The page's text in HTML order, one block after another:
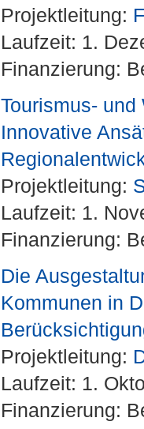
Projektleitung:
Laufzeit: 1.
Finanzierung:
Tourismus-
Innovative
Projektleitung:
Laufzeit: 1.
Finanzierung:
Die
Kommunen in
Projektleitung:
Laufzeit: 1.
Finanzierung: